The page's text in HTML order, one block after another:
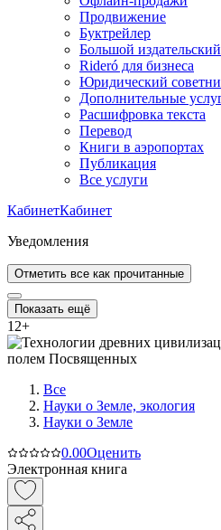
Продвижение
Буктрейлер
Большой
Rideró для бизнеса
Юридический
Дополнительные
Расшифровка текста
Перевод
Книги в аэропортах
Публикация
Все услуги
КабинетКабинет
Уведомления
Отметить все как прочитанные
Показать ещё
12+
Все
Науки о Земле, экология
Науки о Земле
0.00Оценить
Электронная книга